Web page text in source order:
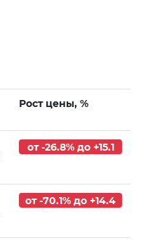
Рост цены, %
от -26.8% до +15.1
от -70.1% до +14.4